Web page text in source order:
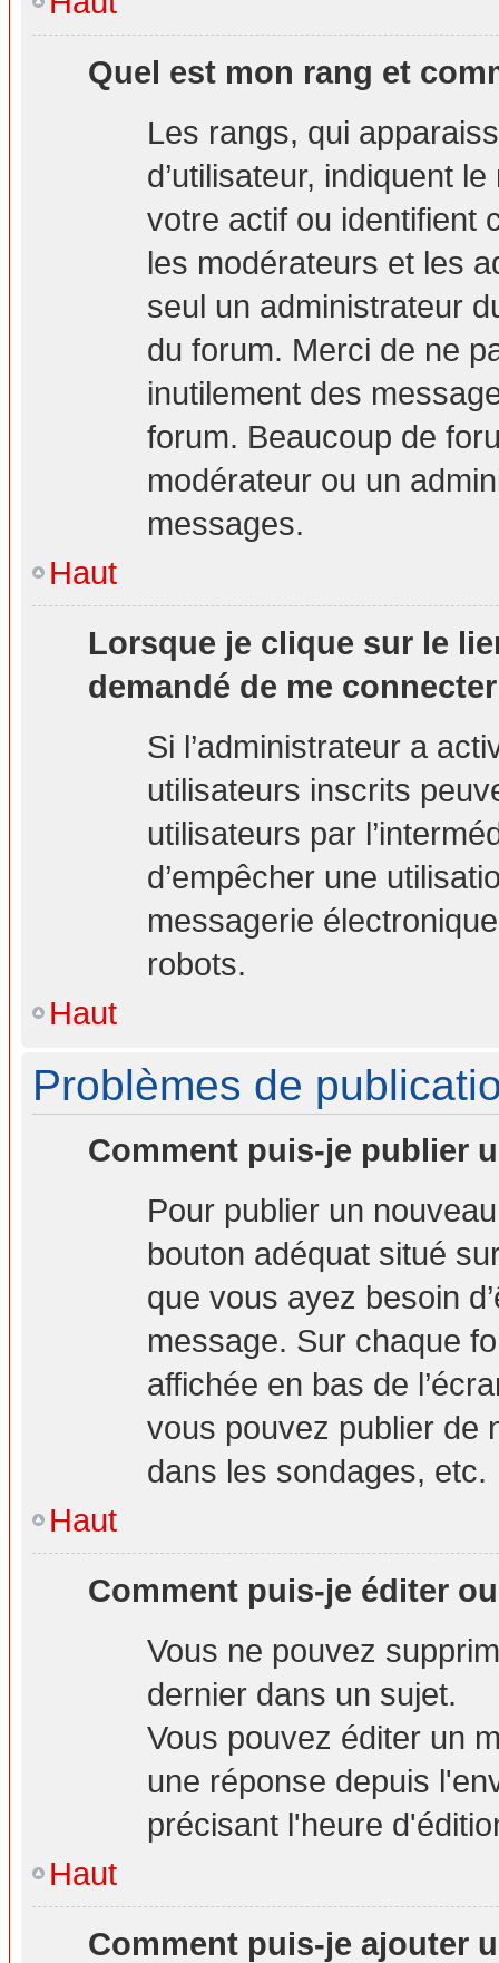
Quel est mon rang et
Les rangs, qui
d’utilisateur, indiquent
votre actif ou identifient
les modérateurs et les
seul un administrateur
du forum. Merci de ne
inutilement des
forum. Beaucoup de
modérateur ou un
messages.
Haut
Lorsque je clique sur le
demandé de me
Si l’administrateur a
utilisateurs inscrits
utilisateurs par
d’empêcher une
messagerie
robots.
Haut
Problèmes de
Comment puis-je publier
Pour publier un
bouton adéquat situé
que vous ayez besoin
message. Sur chaque
affichée en bas de
vous pouvez publier de
dans les sondages, etc.
Haut
Comment puis-je éditer
Vous ne pouvez
dernier dans un sujet.
Vous pouvez éditer un
une réponse depuis
précisant l'heure
Haut
Comment puis-je ajouter